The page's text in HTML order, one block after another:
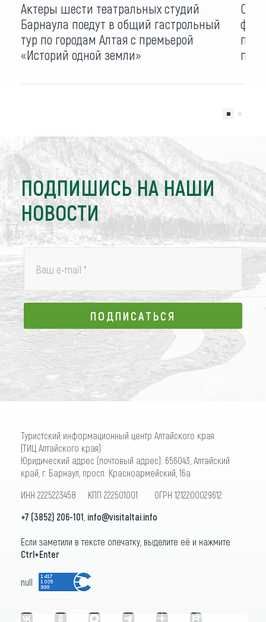
Актеры шести театральных студий
Барнаула поедут в общий гастрольный
тур по городам Алтая с премьерой
«Историй одной земли»
ПОДПИШИСЬ НА НАШИ
НОВОСТИ
Ваш e-mail *
ПОДПИСАТЬСЯ
ПОДПИСАТЬСЯ
Туристский информационный центр Алтайского края
(ТИЦ Алтайского края)
Юридический адрес (почтовый адрес): 656043, Алтайский
край, г. Барнаул, просп. Красноармейский, 16а
ИНН 2225223458 КПП 222501001 ОГРН 1212200029612
+7 (3852) 206-101 info@visitaltai.info
Если заметили в тексте опечатку, выделите её и нажмите
Ctrl+Enter
null